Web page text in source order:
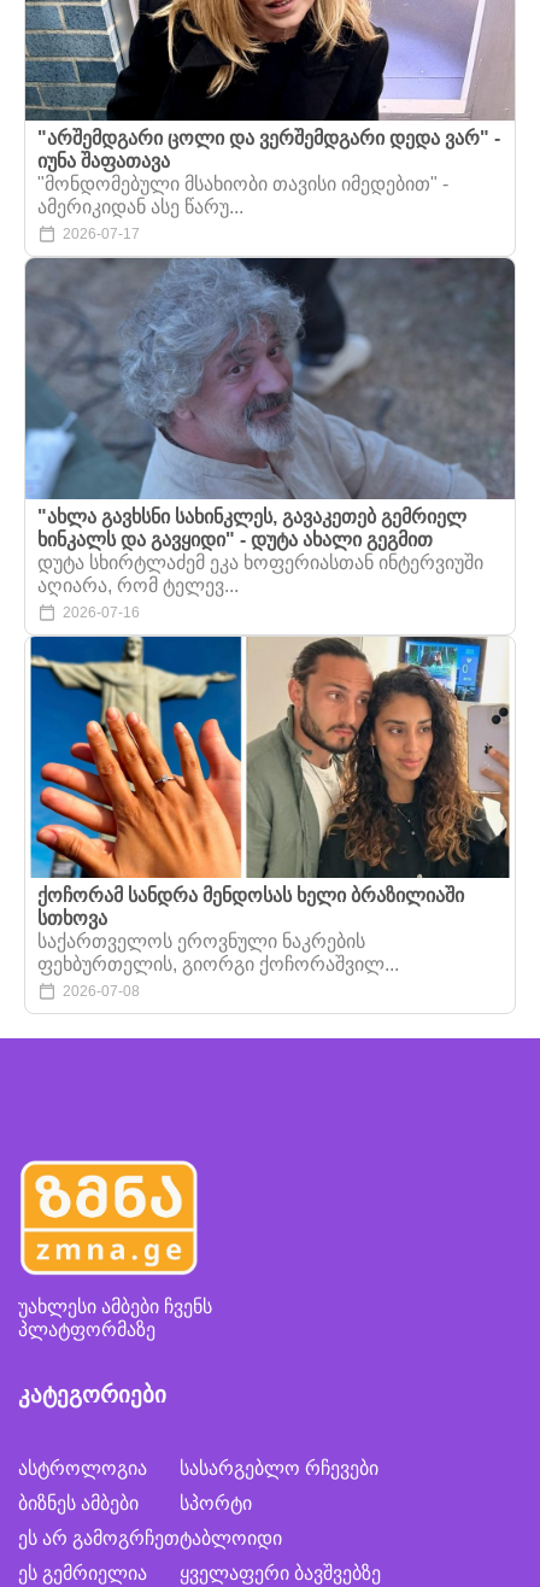
"არშემდგარი ცოლი და ვერშემდგარი დედა ვარ" -
იუნა შაფათავა
"მონდომებული მსახიობი თავისი იმედებით" -
ამერიკიდან ასე წარუ...
2026-07-17
"ახლა გავხსნი სახინკლეს, გავაკეთებ გემრიელ
ხინკალს და გავყიდი" - დუტა ახალი გეგმით
დუტა სხირტლაძემ ეკა ხოფერიასთან ინტერვიუში
აღიარა, რომ ტელევ...
2026-07-16
ქოჩორამ სანდრა მენდოსას ხელი ბრაზილიაში
სთხოვა
საქართველოს ეროვნული ნაკრების
ფეხბურთელის, გიორგი ქოჩორაშვილ...
2026-07-08
უახლესი ამბები ჩვენს
პლატფორმაზე
კატეგორიები
ასტროლოგია
ბიზნეს ამბები
ეს არ გამოგრჩეთ
ეს გემრიელია
სასარგებლო რჩევები
სპორტი
ტაბლოიდი
ყველაფერი ბავშვებზე